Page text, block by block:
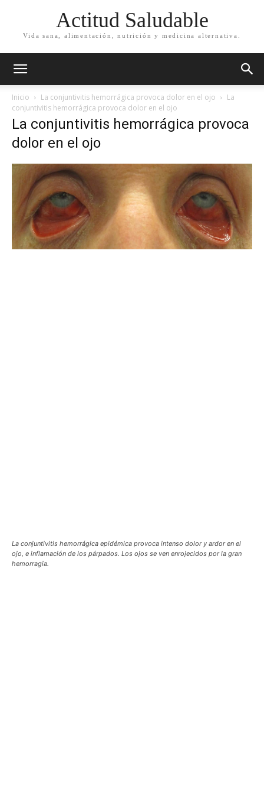
Actitud Saludable
Vida sana, alimentación, nutrición y medicina alternativa.
Inicio La conjuntivitis hemorrágica provoca dolor en el ojo
La
conjuntivitis hemorrágica provoca dolor en el ojo
La conjuntivitis hemorrágica provoca
dolor en el ojo
La conjuntivitis hemorrágica epidémica provoca intenso dolor y ardor en el
ojo, e inflamación de los párpados. Los ojos se ven enrojecidos por la gran
hemorragia.